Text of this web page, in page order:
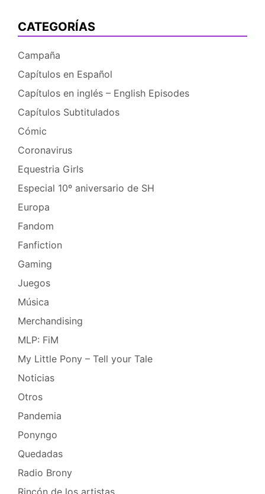
CATEGORÍAS
Campaña
Capítulos en Español
Capítulos en inglés – English Episodes
Capítulos Subtitulados
Cómic
Coronavirus
Equestria Girls
Especial 10º aniversario de SH
Europa
Fandom
Fanfiction
Gaming
Juegos
Música
Merchandising
MLP: FiM
My Little Pony – Tell your Tale
Noticias
Otros
Pandemia
Ponyngo
Quedadas
Radio Brony
Rincón de los artistas